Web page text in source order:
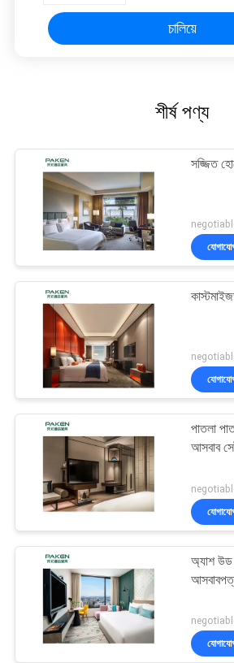
চালিয়ে
শীর্ষ পণ্য
সজ্জিত
পাতলা
আসবাব
অ্যাশ উড